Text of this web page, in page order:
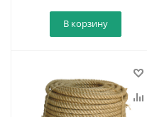
В корзину